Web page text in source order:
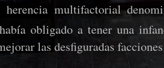
herencia multifactorial
obligado a tener una
las desfiguradas